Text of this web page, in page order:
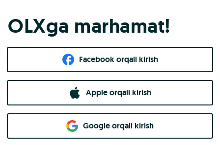
OLXga marhamat!
Facebook orqali kirish​
Apple orqali kirish
Goo​g​le orqali kirish